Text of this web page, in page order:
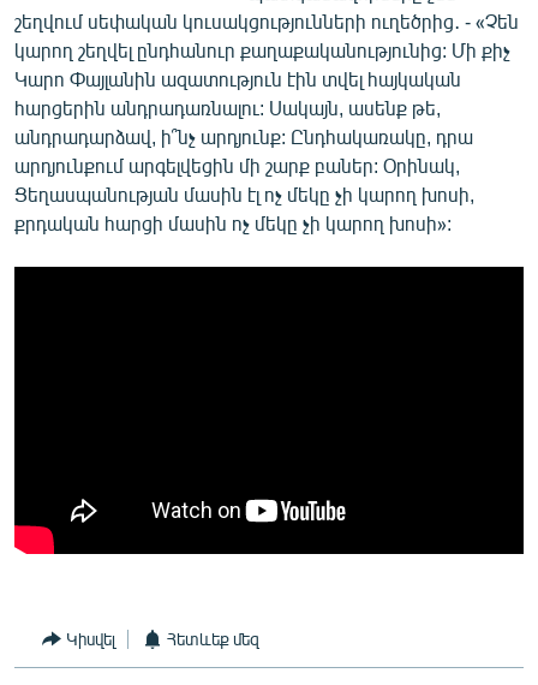
շեղվում սեփական կուսակցությունների ուղեծրից․ - «Չեն
կարող շեղվել ընդհանուր քաղաքականությունից: Մի քիչ
Կարո Փայլանին ազատություն էին տվել հայկական
հարցերին անդրադառնալու: Սակայն, ասենք թե,
անդրադարձավ, ի՞նչ արդյունք: Ընդհակառակը, դրա
արդյունքում արգելվեցին մի շարք բաներ: Օրինակ,
Ցեղասպանության մասին էլ ոչ մեկը չի կարող խոսի,
քրդական հարցի մասին ոչ մեկը չի կարող խոսի»:
Կիսվել Հետևեք մեզ